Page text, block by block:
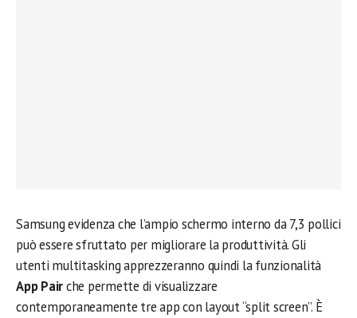
Samsung evidenza che l’ampio schermo interno da 7,3 pollici
può essere sfruttato per migliorare la produttività. Gli
utenti multitasking apprezzeranno quindi la funzionalità
App Pairche permette di visualizzare
contemporaneamente tre app con layout “split screen”. È